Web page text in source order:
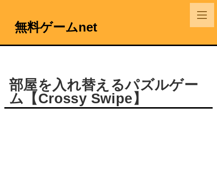
無料ゲームnet
部屋を入れ替えるパズルゲー
ム【Crossy Swipe】